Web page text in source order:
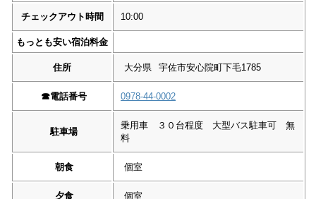
チェックアウト時間 10:00
もっとも安い宿泊料金
住所 大分県 宇佐市安心院町下毛1785
☎︎電話番号 0978-44-0002
駐車場
乗用車 ３０台程度 大型バス駐車可 無
料
朝食 個室
夕食 個室